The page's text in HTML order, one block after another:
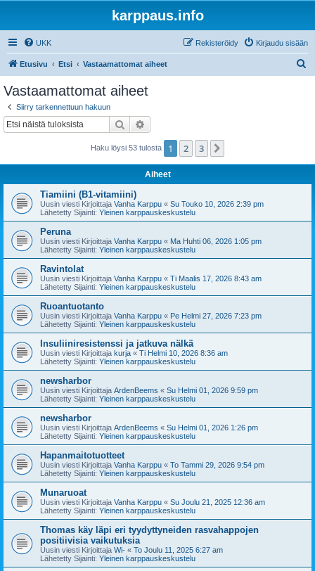
karppaus.info
UKK Kirjaudu sisään
Rekisteröidy
Etusivu Etsi Vastaamattomat aiheet
Vastaamattomat aiheet
Siirry tarkennettuun hakuun
Etsi
Haku löysi 53 tulosta 1 2 3
Aiheet
Tiamiini (B1-vitamiini)
Uusin viesti Kirjoittaja Vanha Karppu « Su Touko 10, 2026 2:39 pm
Lähetetty Sijainti: Yleinen karppauskeskustelu
Peruna
Uusin viesti Kirjoittaja Vanha Karppu « Ma Huhti 06, 2026 1:05 pm
Lähetetty Sijainti: Yleinen karppauskeskustelu
Ravintolat
Uusin viesti Kirjoittaja Vanha Karppu « Ti Maalis 17, 2026 8:43 am
Lähetetty Sijainti: Yleinen karppauskeskustelu
Ruoantuotanto
Uusin viesti Kirjoittaja Vanha Karppu « Pe Helmi 27, 2026 7:23 pm
Lähetetty Sijainti: Yleinen karppauskeskustelu
Insuliiniresistenssi ja jatkuva nälkä
Uusin viesti Kirjoittaja kurja « Ti Helmi 10, 2026 8:36 am
Lähetetty Sijainti: Yleinen karppauskeskustelu
newsharbor
Uusin viesti Kirjoittaja ArdenBeems « Su Helmi 01, 2026 9:59 pm
Lähetetty Sijainti: Yleinen karppauskeskustelu
newsharbor
Uusin viesti Kirjoittaja ArdenBeems « Su Helmi 01, 2026 1:26 pm
Lähetetty Sijainti: Yleinen karppauskeskustelu
Hapanmaitotuotteet
Uusin viesti Kirjoittaja Vanha Karppu « To Tammi 29, 2026 9:54 pm
Lähetetty Sijainti: Yleinen karppauskeskustelu
Munaruoat
Uusin viesti Kirjoittaja Vanha Karppu « Su Joulu 21, 2025 12:36 am
Lähetetty Sijainti: Yleinen karppauskeskustelu
Thomas käy läpi eri tyydyttyneiden rasvahappojen
positiivisia vaikutuksia
Uusin viesti Kirjoittaja Wi- « To Joulu 11, 2025 6:27 am
Lähetetty Sijainti: Yleinen karppauskeskustelu